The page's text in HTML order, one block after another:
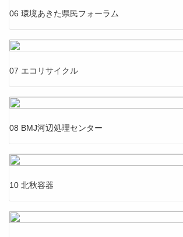
06 環境あきた県民フォーラム
07 エコリサイクル
08 BMJ河辺処理センター
10 北秋容器